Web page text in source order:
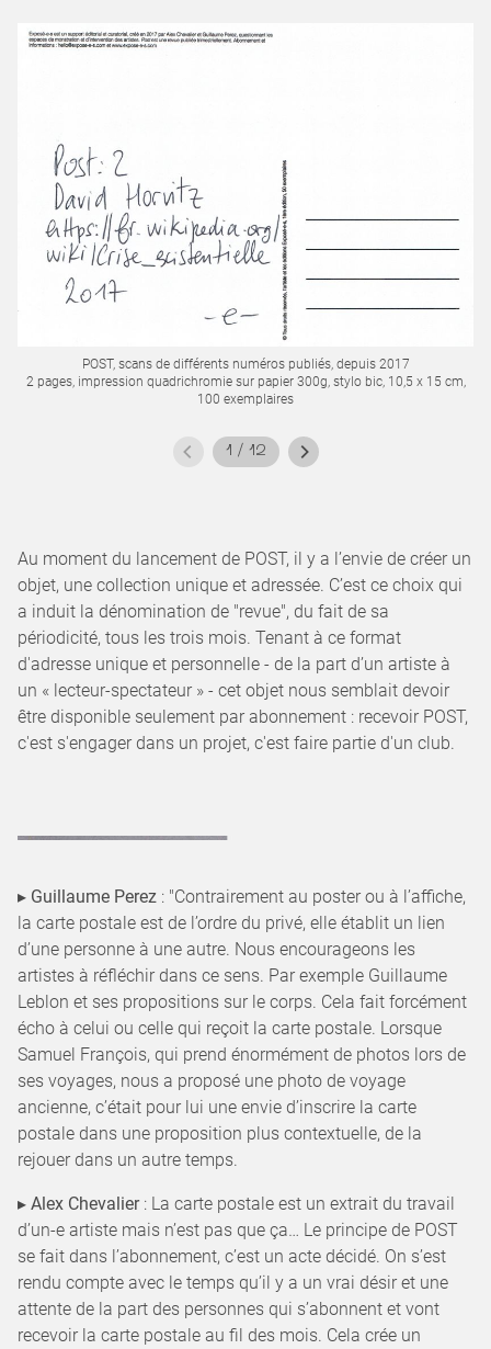
POST, scans de différents numéros publiés, depuis 2017
2 pages, impression quadrichromie sur papier 300g, stylo bic, 10,5 x 15 cm,
100 exemplaires
1 / 12
Au moment du lancement de POST, il y a l’envie de créer un
objet, une collection unique et adressée. C’est ce choix qui
a induit la dénomination de "revue", du fait de sa
périodicité, tous les trois mois. Tenant à ce format
d'adresse unique et personnelle - de la part d’un artiste à
un « lecteur-spectateur » - cet objet nous semblait devoir
être disponible seulement par abonnement : recevoir POST,
c'est s'engager dans un projet, c'est faire partie d'un club.
▸ Guillaume Perez : "Contrairement au poster ou à l’affiche,
la carte postale est de l’ordre du privé, elle établit un lien
d’une personne à une autre. Nous encourageons les
artistes à réfléchir dans ce sens. Par exemple Guillaume
Leblon et ses propositions sur le corps. Cela fait forcément
écho à celui ou celle qui reçoit la carte postale. Lorsque
Samuel François, qui prend énormément de photos lors de
ses voyages, nous a proposé une photo de voyage
ancienne, c’était pour lui une envie d’inscrire la carte
postale dans une proposition plus contextuelle, de la
rejouer dans un autre temps.
▸ Alex Chevalier : La carte postale est un extrait du travail
d’un-e artiste mais n’est pas que ça… Le principe de POST
se fait dans l’abonnement, c’est un acte décidé. On s’est
rendu compte avec le temps qu’il y a un vrai désir et une
attente de la part des personnes qui s’abonnent et vont
recevoir la carte postale au fil des mois. Cela crée un